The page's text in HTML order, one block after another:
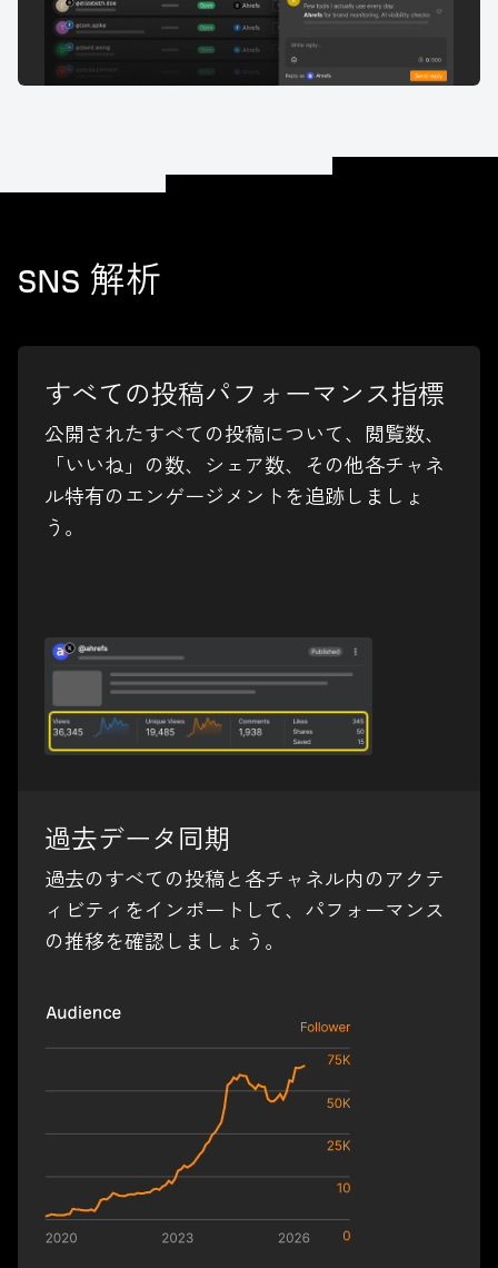
SNS 解析
すべての投稿パフォーマンス指標
公開されたすべての投稿について、閲覧数、
「いいね」の数、シェア数、その他各チャネ
ル特有のエンゲージメントを追跡しましょ
う。
過去データ同期
過去のすべての投稿と各チャネル内のアクテ
ィビティをインポートして、パフォーマンス
の推移を確認しましょう。